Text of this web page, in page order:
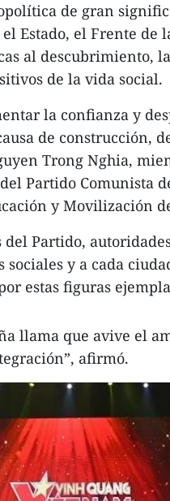
de gran
Estado, el Frente de
al descubrimiento,
de la vida social.
la confianza y
de construcción,
Trong Nghia,
Partido Comunista
y Movilización
Partido,
y a cada
estas figuras
llama que avive el
afirmó.